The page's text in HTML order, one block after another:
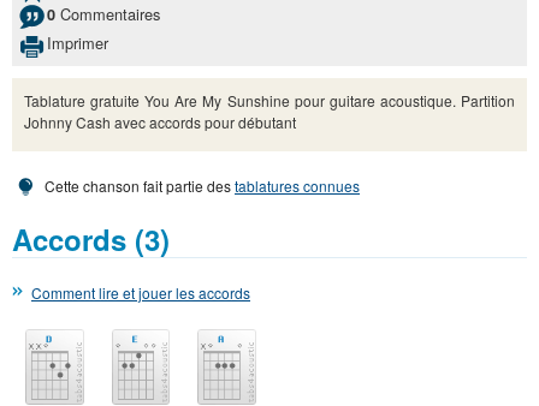
0 Commentaires
Imprimer
Tablature gratuite You Are My Sunshine pour guitare acoustique. Partition
Johnny Cash avec accords pour débutant
Cette chanson fait partie destablatures connues
Accords (3)
Comment lire et jouer les accords